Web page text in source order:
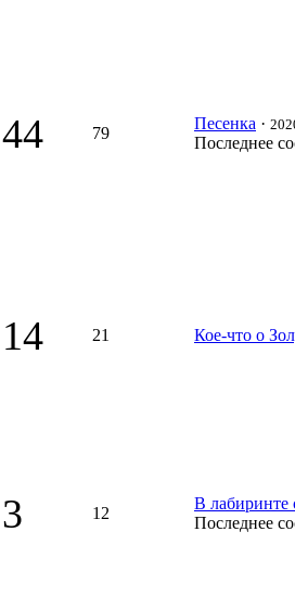
44 79
Песенка ·
Последнее
14 21 Кое-что о
3 12
В лабиринте
Последнее